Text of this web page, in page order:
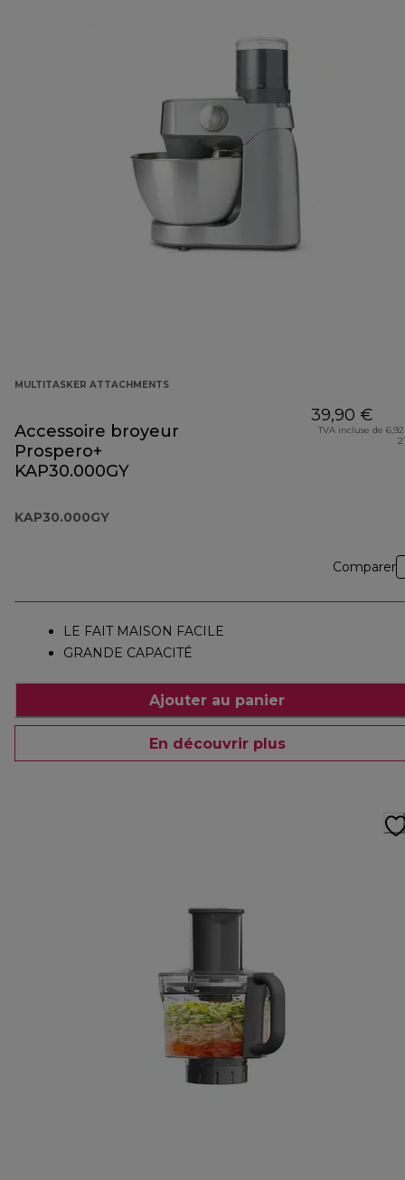
MULTITASKER ATTACHMENTS
Accessoire broyeur
Prospero+
KAP30.000GY
KAP30.000GY
39,90 €
TVA incluse de
Comparer
LE FAIT MAISON FACILE
GRANDE CAPACITÉ
Ajouter au panier
En découvrir plus